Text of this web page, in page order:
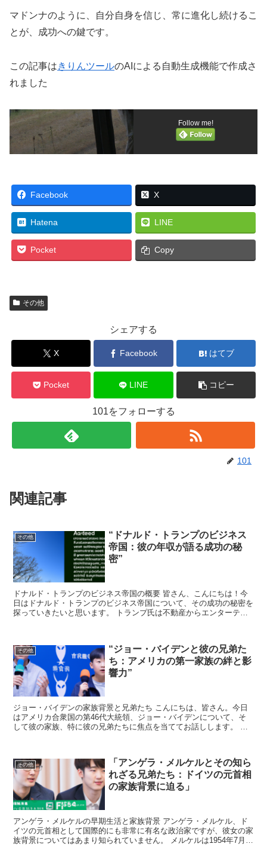
マドンナのように、自分自身を信じ、常に進化し続けるこ
とが、成功への鍵です。
この記事はきりんツールのAIによる自動生成機能で作成さ
れました
Follow me!
Facebook X
Hatena LINE
Pocket Copy
その他
シェアする
X Facebook はてブ
Pocket LINE コピー
101をフォローする
101
関連記事
その他
“ドナルド・トランプのビジネス
帝国：彼の年収が語る成功の秘
密”
ドナルド・トランプのビジネス帝国の概要 皆さん、こんにちは！今
日はドナルド・トランプのビジネス帝国について、その成功の秘密を
探っていきたいと思います。 トランプ氏は不動産からエンターテイ
その他
“ジョー・バイデンと彼の兄弟た
ち：アメリカの第一家族の絆と影
響力”
ジョー・バイデンの家族背景と兄弟たち こんにちは、皆さん。今日
はアメリカ合衆国の第46代大統領、ジョー・バイデンについて、そ
して彼の家族、特に彼の兄弟たちに焦点を当ててお話しします。 ジ
その他
「アンゲラ・メルケルとその知ら
れざる兄弟たち：ドイツの元首相
の家族背景に迫る」
アンゲラ・メルケルの早期生活と家族背景 アンゲラ・メルケル、ド
イツの元首相として国際的にも非常に有名な政治家ですが、彼女の家
族背景についてはあまり知られていません。 メルケルは1954年7月